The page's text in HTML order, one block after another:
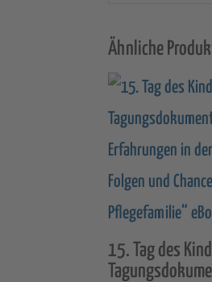
Ähnliche
15. Tag des